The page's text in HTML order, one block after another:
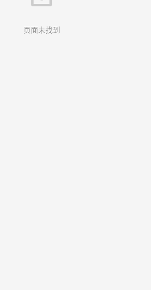
页面未找到